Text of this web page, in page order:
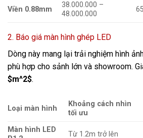
Viền 0.88mm
38.000.000 –
48.000.000
2. Báo giá màn hình ghép LED
Dòng này mang lại trải nghiệm hình
phù hợp cho sảnh lớn và showroom.
$m^2$.
Loại màn hình
Khoảng cách nhìn
tối ưu
Màn hình LED
Từ 1.2m trở lên